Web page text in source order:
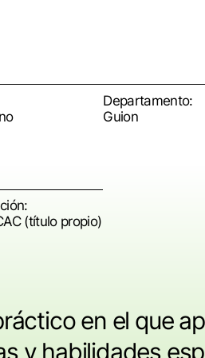
Departamento:
Guion
(título propio)
en el que
y habilidades